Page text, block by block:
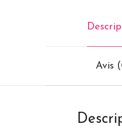
Avis